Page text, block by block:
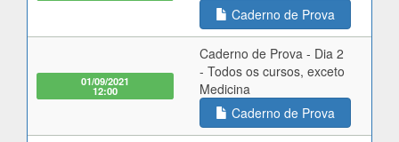
Caderno de Prova
01/09/2021
12:00
Caderno de Prova - Dia 2
- Todos os cursos, exceto
Medicina
Caderno de Prova